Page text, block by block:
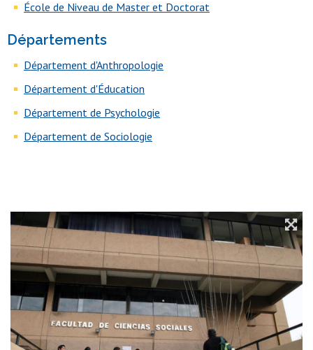
École de Niveau de Master et Doctorat
Départements
Département d'Anthropologie
Département d'Éducation
Département de Psychologie
Département de Sociologie